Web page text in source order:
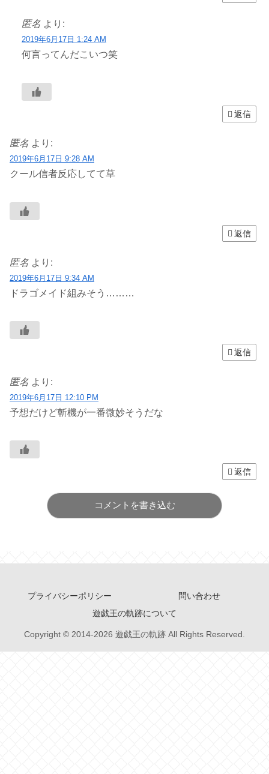
匿名 より:
2019年6月17日 1:24 AM
何言ってんだこいつ笑
返信
匿名 より:
2019年6月17日 9:28 AM
クール信者反応してて草
返信
匿名 より:
2019年6月17日 9:34 AM
ドラゴメイド組みそう………
返信
匿名 より:
2019年6月17日 12:10 PM
予想だけど斬機が一番微妙そうだな
返信
コメントを書き込む
プライバシーポリシー
問い合わせ
遊戯王の軌跡について
Copyright © 2014-2026 遊戯王の軌跡 All Rights Reserved.